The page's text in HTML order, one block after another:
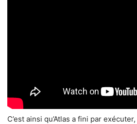
C’est ainsi qu’Atlas a fini par